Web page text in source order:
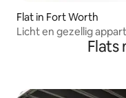
Flat in Fort Worth
Licht en gezellig
een eigen patio bij de
Flats